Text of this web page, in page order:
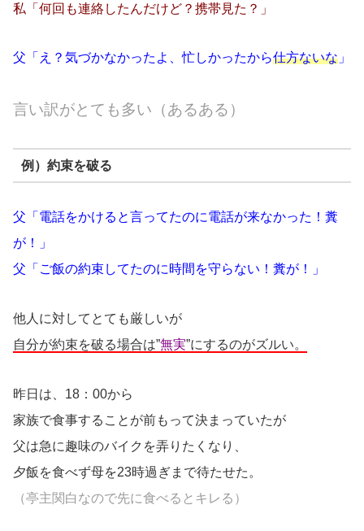
私「何回も連絡したんだけど？携帯見た？」
父「え？気づかなかったよ、忙しかったから仕方ないな 」
言い訳がとても多い（あるある）
例）約束を破る
父「電話をかけると言ってたのに電話が来なかった！糞
が！」
父「ご飯の約束してたのに時間を守らない！糞が！」
他人に対してとても厳しいが
自分が約束を破る場合は”無実”にするのがズルい。
昨日は、18：00から
家族で食事することが前もって決まっていたが
父は急に趣味のバイクを弄りたくなり、
夕飯を食べず母を23時過ぎまで待たせた。
（亭主関白なので先に食べるとキレる）